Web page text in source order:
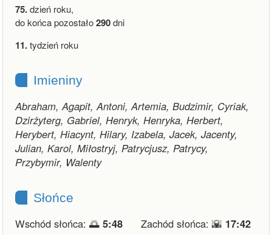
75.dzień roku,
do końca pozostało290dni
11.tydzień roku
Imieniny
Abraham, Agapit, Antoni, Artemia, Budzimir, Cyriak,
Dzirżyterg, Gabriel, Henryk, Henryka, Herbert,
Herybert, Hiacynt, Hilary, Izabela, Jacek, Jacenty,
Julian, Karol, Miłostryj, Patrycjusz, Patrycy,
Przybymir, Walenty
Słońce
Wschód słońca: 🌅 5:48 Zachód słońca: 🌇 17:42